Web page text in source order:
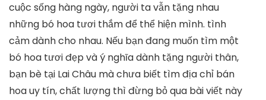
cuộc sống hàng ngày, người ta vẫn tặng nhau
những bó hoa tươi thắm để thể hiện mình. tình
cảm dành cho nhau. Nếu bạn đang muốn tìm một
bó hoa tươi đẹp và ý nghĩa dành tặng người thân,
bạn bè tại Lai Châu mà chưa biết tìm địa chỉ bán
hoa uy tín, chất lượng thì đừng bỏ qua bài viết này